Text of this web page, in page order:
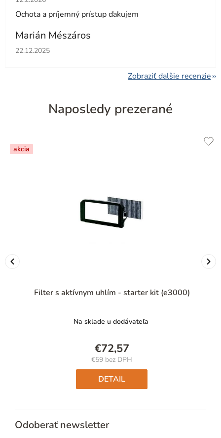
Ochota a príjemný prístup ďakujem
Marián Mészáros
Hodnotenie obchodu je 5 z 5 hviezdičiek.
22.12.2025
Zobraziť ďalšie recenzie
Naposledy prezerané
akcia
Filter s aktívnym uhlím - starter kit (e3000)
Na sklade u dodávateľa
€72,57
€59 bez DPH
Jednotková
cena:
DETAIL
Odoberať newsletter